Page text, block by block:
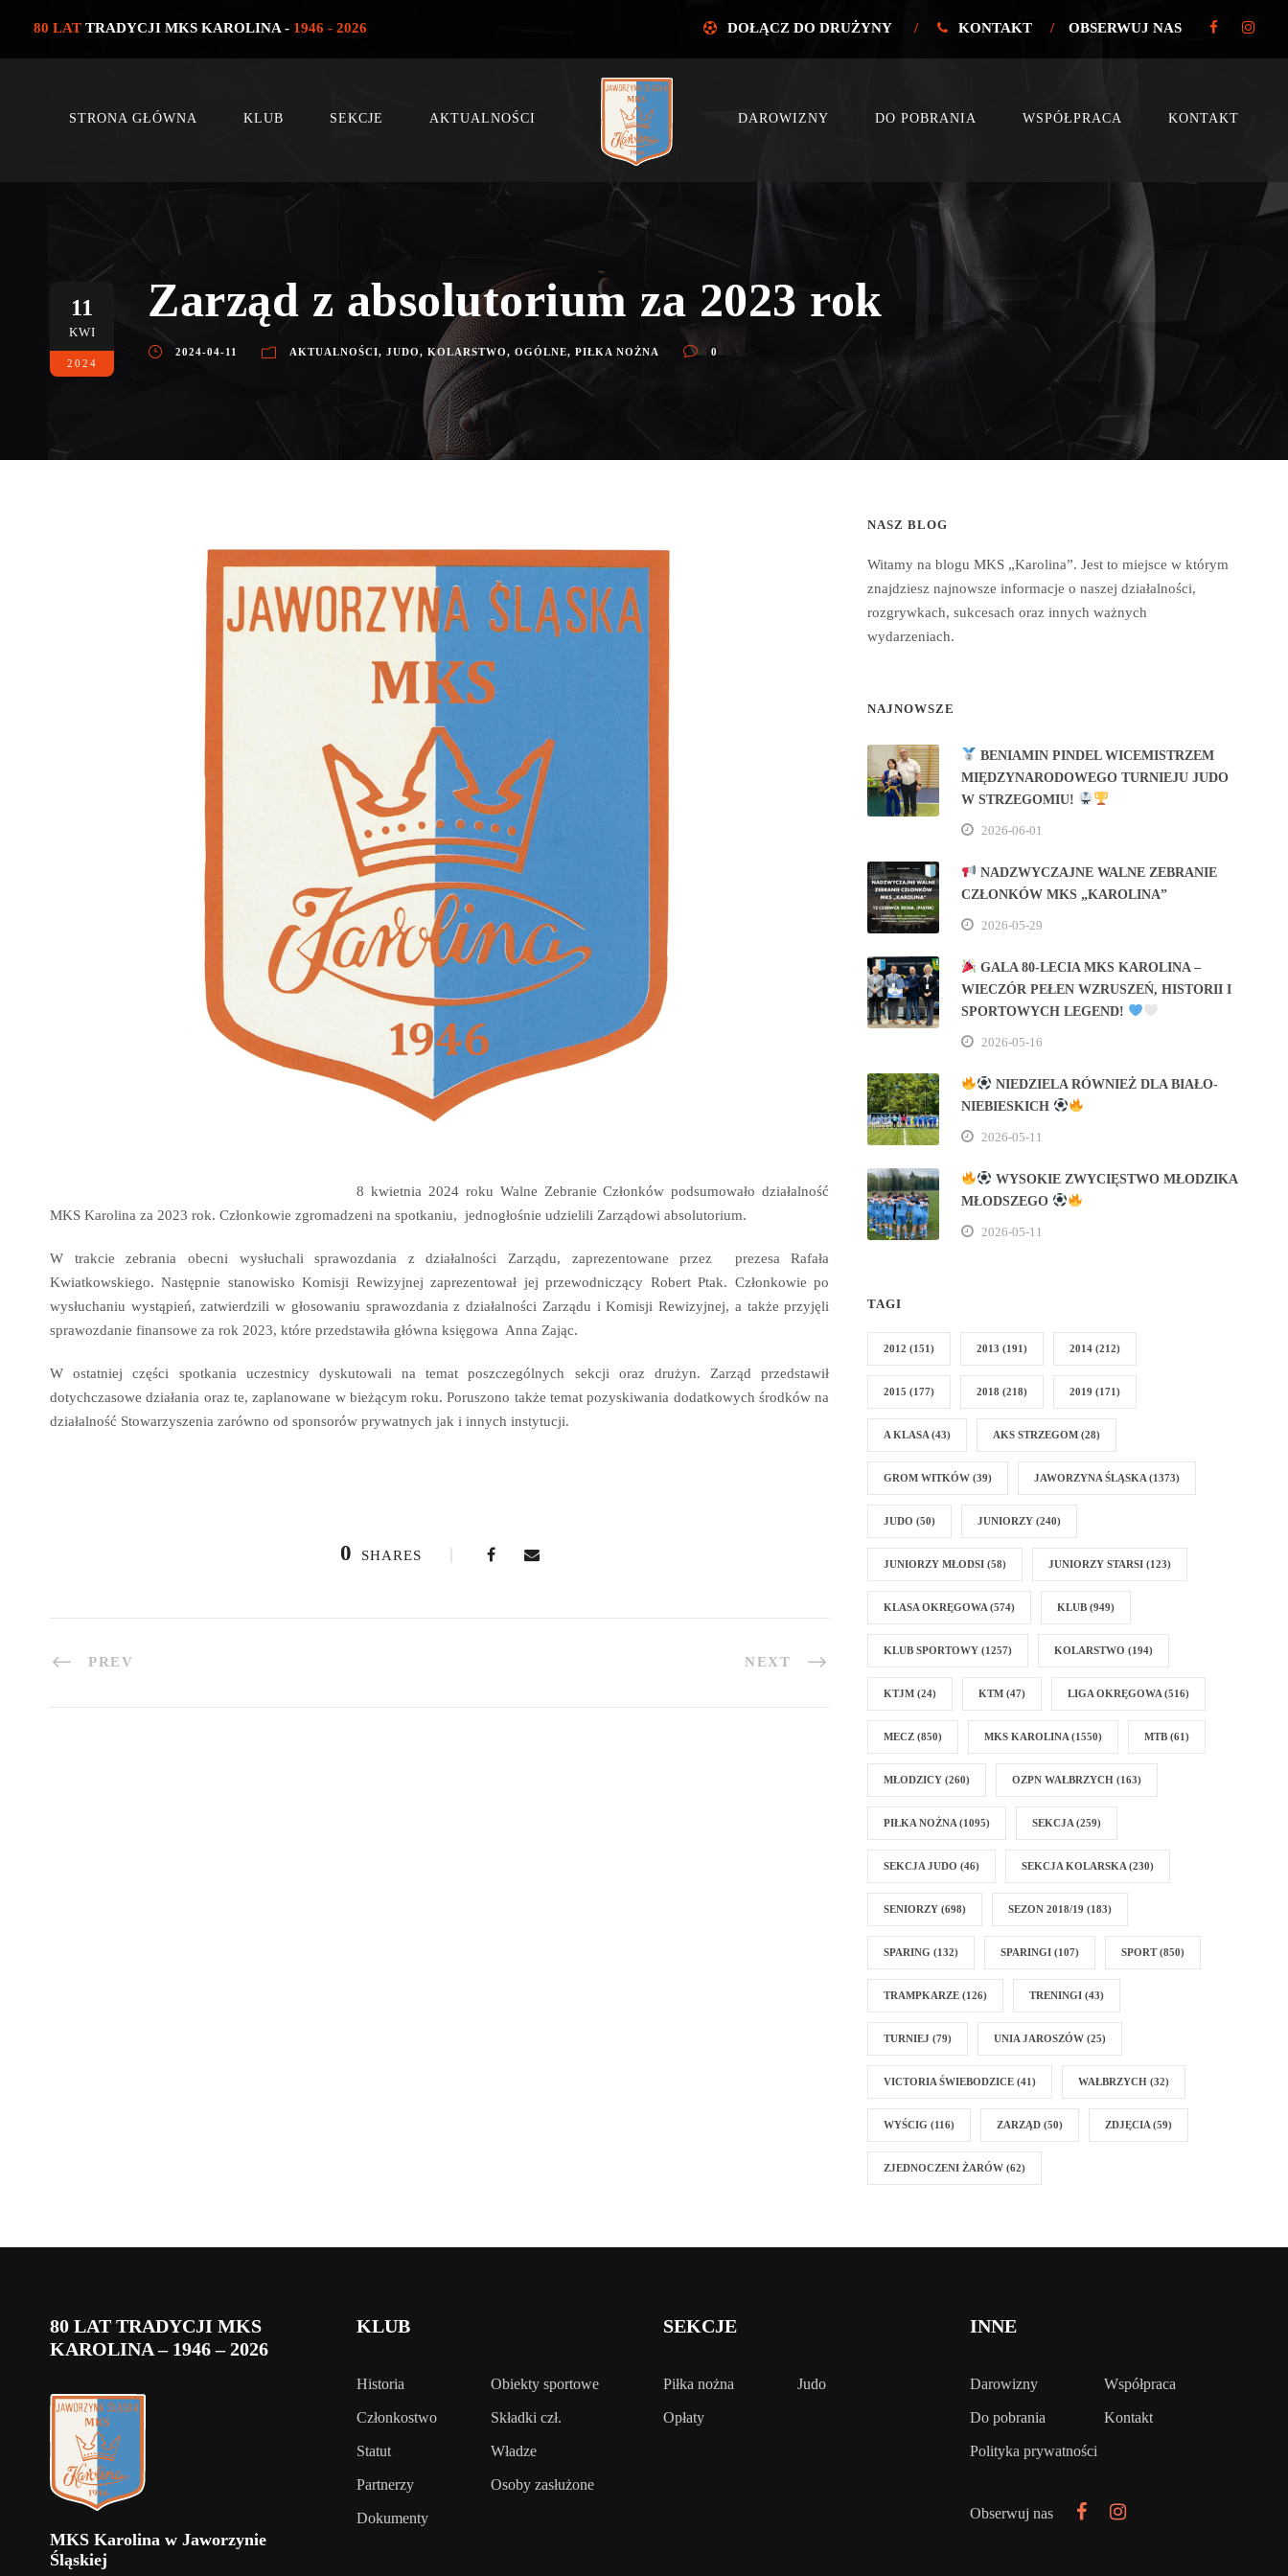
80 LAT TRADYCJI MKS KAROLINA - 1946 - 2026 DOŁĄCZ DO DRUŻYNY / KONTAKT / OBSERWUJ NAS
STRONA GŁÓWNA KLUB SEKCJE AKTUALNOŚCI DAROWIZNY DO POBRANIA WSPÓŁPRACA KONTAKT
11
KWI
2024
Zarząd z absolutorium za 2023 rok
2024-04-11 AKTUALNOŚCI, JUDO, KOLARSTWO, OGÓLNE, PIŁKA NOŻNA 0
8 kwietnia 2024 roku Walne Zebranie Członków podsumowało działalność
MKS Karolina za 2023 rok. Członkowie zgromadzeni na spotkaniu, jednogłośnie udzielili Zarządowi absolutorium.
W trakcie zebrania obecni wysłuchali sprawozdania z działalności Zarządu, zaprezentowane przez prezesa Rafała
Kwiatkowskiego. Następnie stanowisko Komisji Rewizyjnej zaprezentował jej przewodniczący Robert Ptak. Członkowie po
wysłuchaniu wystąpień, zatwierdzili w głosowaniu sprawozdania z działalności Zarządu i Komisji Rewizyjnej, a także przyjęli
sprawozdanie finansowe za rok 2023, które przedstawiła główna księgowa Anna Zając.
W ostatniej części spotkania uczestnicy dyskutowali na temat poszczególnych sekcji oraz drużyn. Zarząd przedstawił
dotychczasowe działania oraz te, zaplanowane w bieżącym roku. Poruszono także temat pozyskiwania dodatkowych środków na
działalność Stowarzyszenia zarówno od sponsorów prywatnych jak i innych instytucji.
0 SHARES
PREV NEXT
NASZ BLOG
Witamy na blogu MKS „Karolina”. Jest to miejsce w którym
znajdziesz najnowsze informacje o naszej działalności,
rozgrywkach, sukcesach oraz innych ważnych
wydarzeniach.
NAJNOWSZE
BENIAMIN PINDEL WICEMISTRZEM
MIĘDZYNARODOWEGO TURNIEJU JUDO
W STRZEGOMIU!
2026-06-01
NADZWYCZAJNE WALNE ZEBRANIE
CZŁONKÓW MKS „KAROLINA”
2026-05-29
GALA 80‑LECIA MKS KAROLINA –
WIECZÓR PEŁEN WZRUSZEŃ, HISTORII I
SPORTOWYCH LEGEND!
2026-05-16
NIEDZIELA RÓWNIEŻ DLA BIAŁO-
NIEBIESKICH
2026-05-11
WYSOKIE ZWYCIĘSTWO MŁODZIKA
MŁODSZEGO
2026-05-11
TAGI
2012 (151) 2013 (191) 2014 (212)
2015 (177) 2018 (218) 2019 (171)
A KLASA (43) AKS STRZEGOM (28)
GROM WITKÓW (39) JAWORZYNA ŚLĄSKA (1373)
JUDO (50) JUNIORZY (240)
JUNIORZY MŁODSI (58) JUNIORZY STARSI (123)
KLASA OKRĘGOWA (574) KLUB (949)
KLUB SPORTOWY (1257) KOLARSTWO (194)
KTJM (24) KTM (47) LIGA OKRĘGOWA (516)
MECZ (850) MKS KAROLINA (1550) MTB (61)
MŁODZICY (260) OZPN WAŁBRZYCH (163)
PIŁKA NOŻNA (1095) SEKCJA (259)
SEKCJA JUDO (46) SEKCJA KOLARSKA (230)
SENIORZY (698) SEZON 2018/19 (183)
SPARING (132) SPARINGI (107) SPORT(850)
TRAMPKARZE (126) TRENINGI (43)
TURNIEJ (79) UNIA JAROSZÓW (25)
VICTORIA ŚWIEBODZICE (41) WAŁBRZYCH (32)
WYŚCIG (116) ZARZĄD (50) ZDJĘCIA (59)
ZJEDNOCZENI ŻARÓW (62)
80 LAT TRADYCJI MKS
KAROLINA – 1946 – 2026
MKS Karolina w Jaworzynie
Śląskiej
KLUB
Historia Obiekty sportowe
Członkostwo Składki czł.
Statut Władze
Partnerzy Osoby zasłużone
Dokumenty
SEKCJE
Piłka nożna Judo
Opłaty
INNE
Darowizny Współpraca
Do pobrania Kontakt
Polityka prywatności
Obserwuj nas